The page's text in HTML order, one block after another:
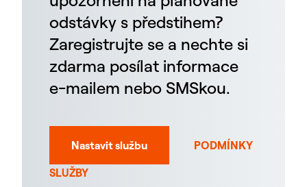
odstávky s předstihem?
Zaregistrujte se a nechte si
zdarma posílat informace
e-mailem nebo SMSkou.
Nastavit službu
PODMÍNKY
SLUŽBY